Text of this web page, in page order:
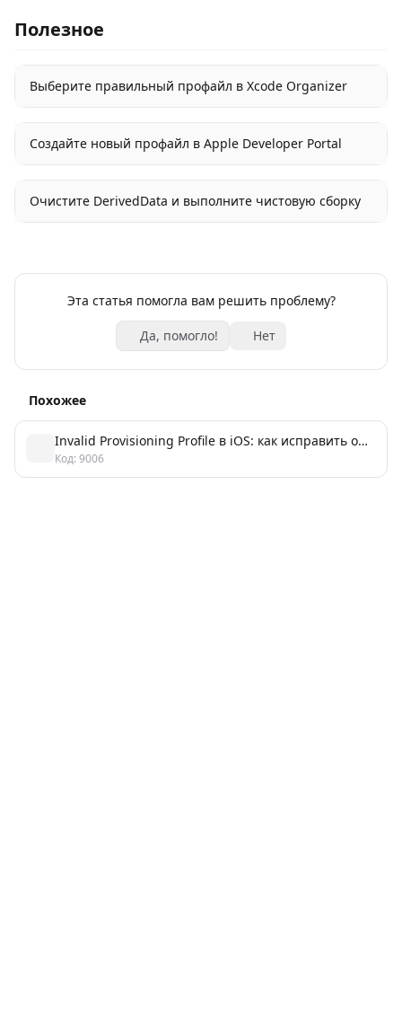
Полезное
Выберите правильный профайл в Xcode Organizer
Создайте новый профайл в Apple Developer Portal
Очистите DerivedData и выполните чистовую сборку
Эта статья помогла вам решить проблему?
Да, помогло! Нет
Похожее
Invalid Provisioning Profile в iOS: как исправить ошибку и сборку
Код: 9006